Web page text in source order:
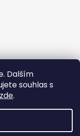
Dalším
souhlas s
zde.